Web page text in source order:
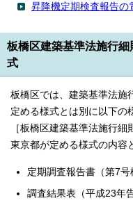
昇降機定期検査報告の
板橋区建築基準法施行
式
板橋区では、建築基準法施
定める様式とは別に以下の
［板橋区建築基準法施行
東京都が定める様式の内容
定期調査報告書（第7号
調査結果表（平成23年